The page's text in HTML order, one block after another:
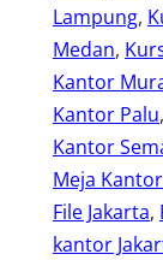
Lampung,
Medan,
Kantor
Kantor Palu,
Kantor
Meja
File Jakarta,
kantor